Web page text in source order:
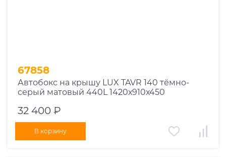
67858
Автобокс на крышу LUX TAVR 140 тёмно-
серый матовый 440L 1420х910х450
32 400 ₽
В корзину